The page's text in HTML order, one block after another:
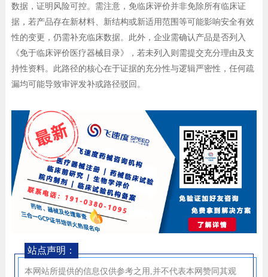
数据，证明风险可控。需注意，免临床评价并非免除所有临床证
据，若产品存在新材料、新结构或新适用范围等可能影响安全有效
性的变更，仍需补充临床数据。此外，企业需确认产品是否列入
《免于临床评价医疗器械目录》，若未列入则需提交充分理由及支
持性资料。此路径的核心在于证据的充分性与逻辑严密性，任何疏
漏均可能导致审评发补或路径驳回。
站点声明：
本网站所提供的信息仅供参考之用,并不代表本网赞同其观